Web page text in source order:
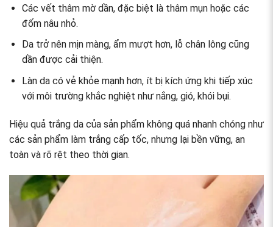
Các vết thâm mờ dần, đặc biệt là thâm mụn hoặc các
đốm nâu nhỏ.
Da trở nên mịn màng, ẩm mượt hơn, lỗ chân lông cũng
dần được cải thiện.
Làn da có vẻ khỏe mạnh hơn, ít bị kích ứng khi tiếp xúc
với môi trường khắc nghiệt như nắng, gió, khói bụi.
Hiệu quả trắng da của sản phẩm không quá nhanh chóng như
các sản phẩm làm trắng cấp tốc, nhưng lại bền vững, an
toàn và rõ rệt theo thời gian.